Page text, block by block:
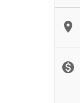
location_on
monetization_on